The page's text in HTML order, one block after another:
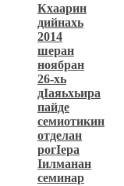
Кхаарин
дийнахь
2014
шеран
ноябран
26-хь
дIаяьхьира
пайде
семиотикин
отделан
рогIера
Iилманан
семинар